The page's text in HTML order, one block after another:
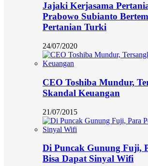
Jajaki Kerjasama
Prabowo Subianto
Pertanian Turki
24/07/2020
CEO Toshiba Mundur,
Skandal Keuangan
21/07/2015
Di Puncak Gunung Fuji,
Bisa Dapat Sinyal Wifi